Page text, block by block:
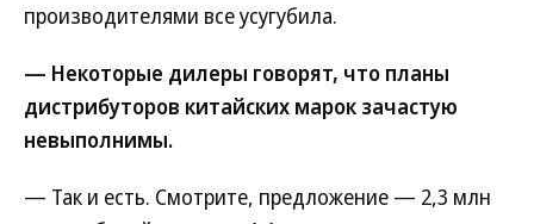
производителями все усугубила.
— Некоторые дилеры говорят, что планы
дистрибуторов китайских марок зачастую
невыполнимы.
— Так и есть. Смотрите, предложение — 2,3 млн